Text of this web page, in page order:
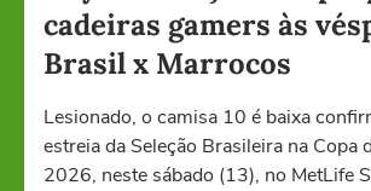
cadeiras gamers às
Brasil x Marrocos
Lesionado, o camisa 10 é baixa
estreia da Seleção Brasileira na Copa
2026, neste sábado (13), no MetLife